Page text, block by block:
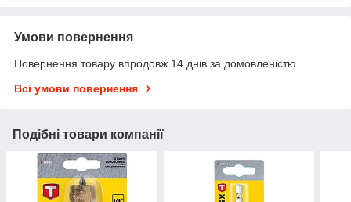
Умови повернення
Повернення товару впродовж 14 днів за домовленістю
Всі умови повернення
Подібні товари компанії